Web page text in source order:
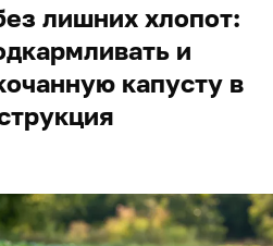
лишних хлопот:
и
капусту в